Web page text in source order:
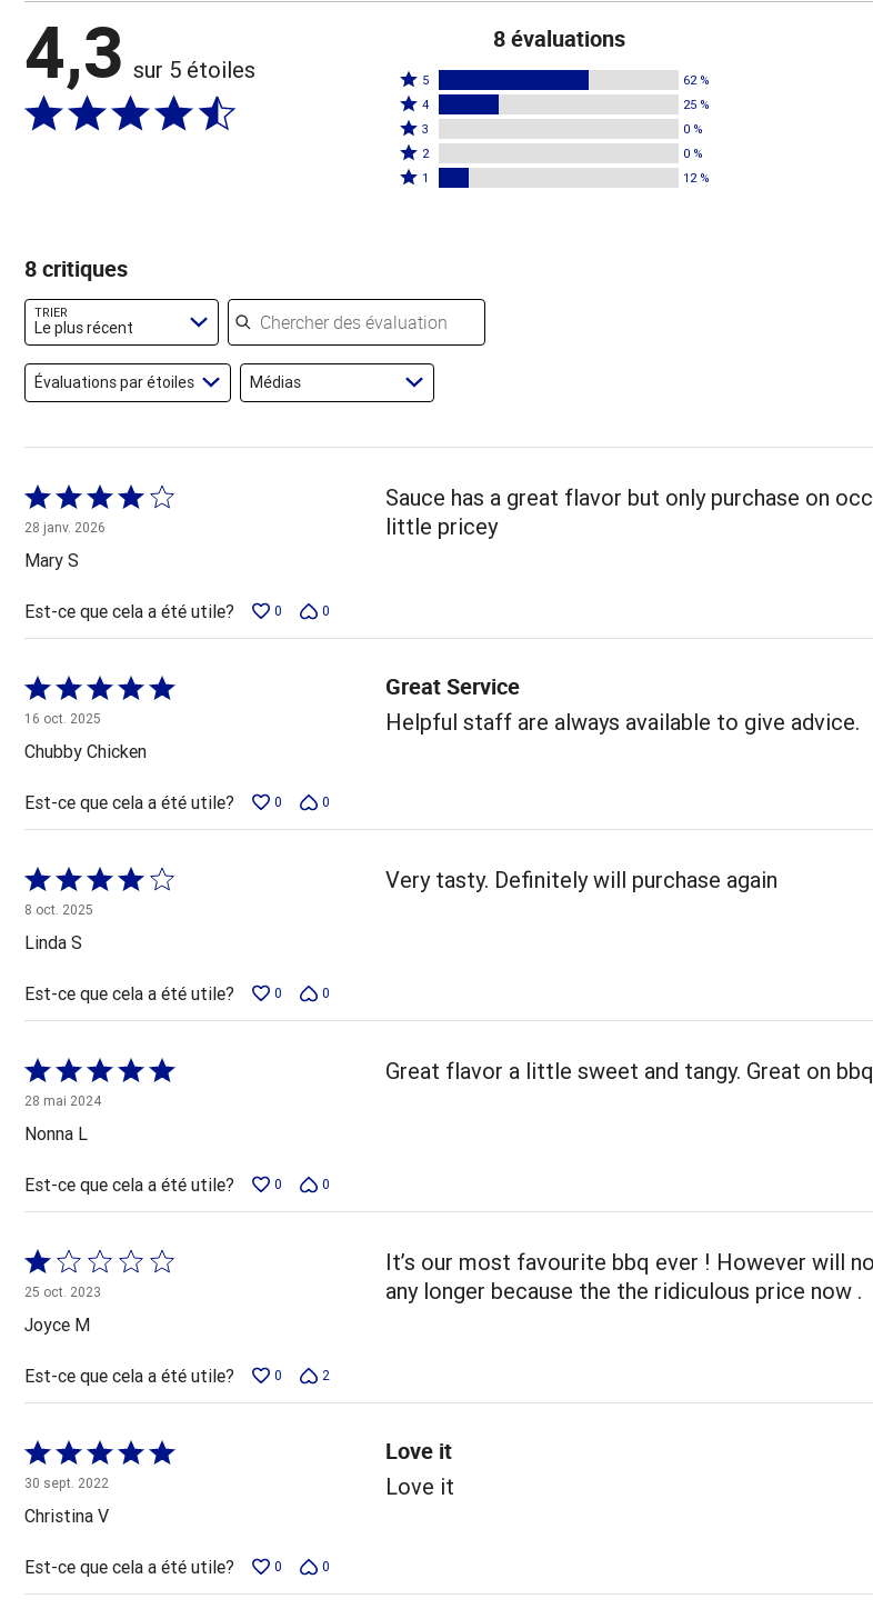
4,3 sur 5 étoiles
8 évaluations
Coté
5
étoiles
par
62 %
5 62 %
Coté
4
étoiles
par
4 25 %
Coté
3
étoiles
3 0 %
Coté
2
évaluateurs
2 0 %
Coté1 12 %
8 critiques
TRIER
Le plus récent
Chercher des évaluations
Évaluations par étoiles Médias
Coté
4 sur
5
28 janv. 2026
Mary S
Sauce has a great flavor but only purchase on
little pricey
Est-ce que cela a été utile? 0 0
Coté
5 sur
5
16 oct. 2025
Chubby Chicken
Great Service
Helpful staff are always available to give advice.
Est-ce que cela a été utile? 0 0
Coté
4 sur
5
8 oct. 2025
Linda S
Very tasty. Definitely will purchase again
Est-ce que cela a été utile? 0 0
Coté
5 sur
5
28 mai 2024
Nonna L
Great flavor a little sweet and tangy. Great on bbq
Est-ce que cela a été utile? 0 0
Coté
1 sur
5
25 oct. 2023
Joyce M
It’s our most favourite bbq ever ! However will
any longer because the the ridiculous price now .
Est-ce que cela a été utile? 0 2
Coté
5 sur
5
30 sept. 2022
Christina V
Love it
Love it
Est-ce que cela a été utile? 0 0